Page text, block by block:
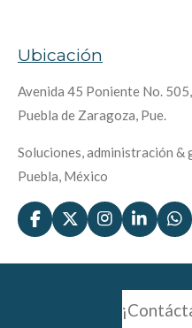
Ubicación
Avenida 45 Poniente No.
Puebla de Zaragoza, Pue.
Soluciones, administración &
Puebla, México
F
a
X
I
n
L
i
e
d
I
W
h
s
A
p